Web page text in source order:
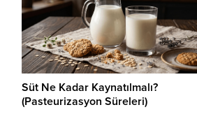
Süt Ne Kadar Kaynatılmalı?
(Pasteurizasyon Süreleri)